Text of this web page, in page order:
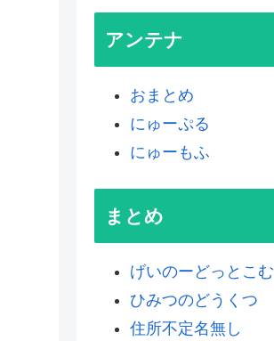
アンテナ
おまとめ
にゅーぷる
にゅーもふ
まとめ
げいのーどっとこむ
ひみつのどうくつ
住所不定名無し